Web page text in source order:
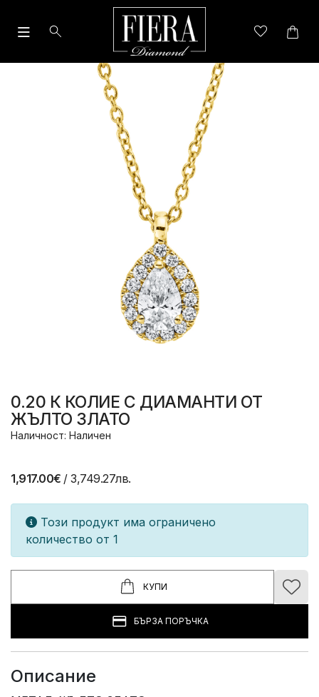
0.20 К КОЛИЕ С ДИАМАНТИ ОТ
ЖЪЛТО ЗЛАТО
Наличност: Наличен
1,917.00€ / 3,749.27лв.
Този продукт има ограничено
количество от 1
КУПИ
БЪРЗА ПОРЪЧКА
Описание